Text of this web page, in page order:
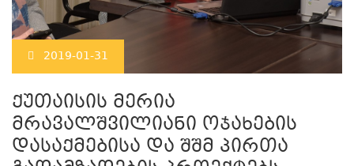
2019-01-31
ქუთაისის მერია
მრავალშვილიანი ოჯახების
დასაქმებისა და შშმ პირთა